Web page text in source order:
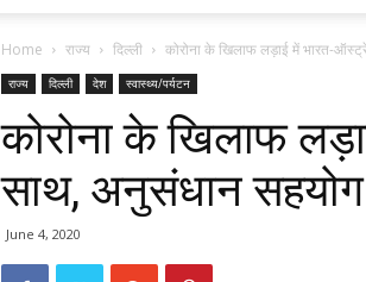
Home राज्य दिल्ली कोरोना के खिलाफ लड़ाई में भारत-
राज्य दिल्ली देश स्वास्थ्य/पर्यटन
कोरोना के खिलाफ
साथ, अनुसंधान
June 4, 2020